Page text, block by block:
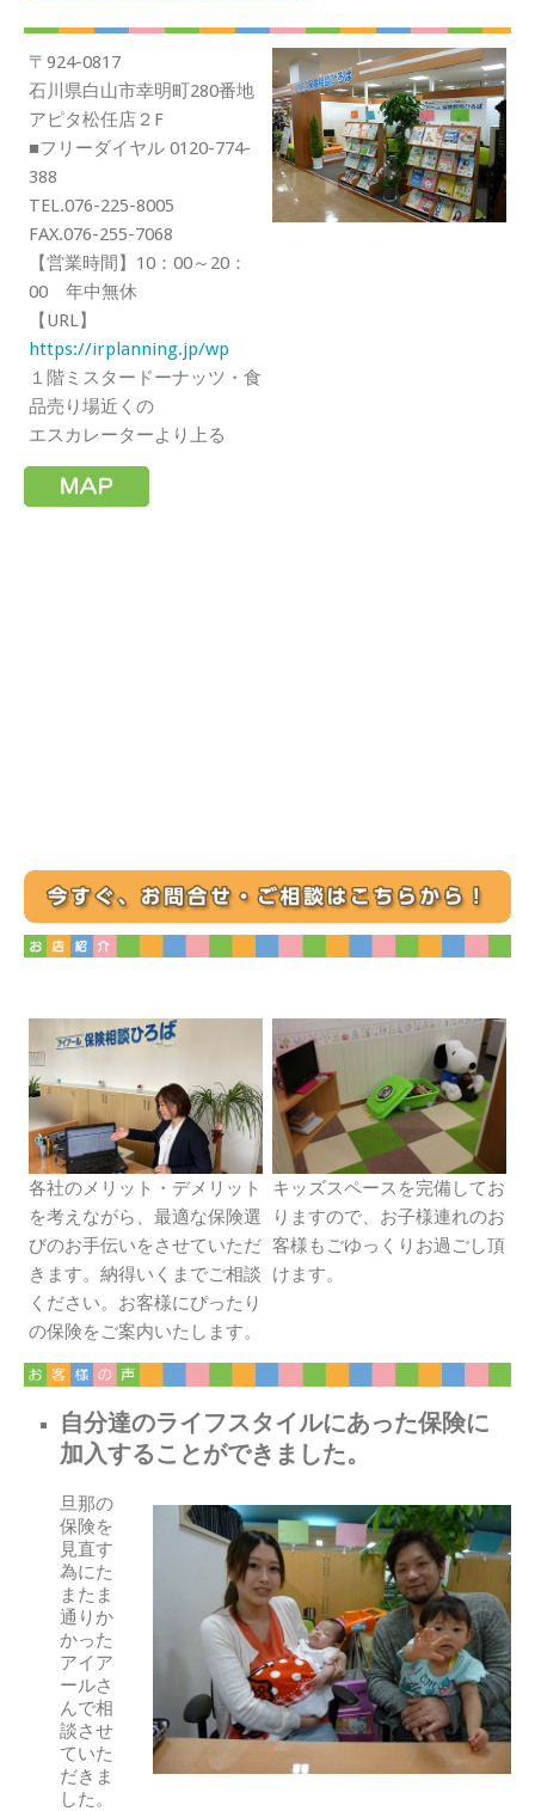
〒924-0817
石川県白山市幸明町280番地
アピタ松任店２F
■フリーダイヤル 0120-774-
388
TEL.076-225-8005
FAX.076-255-7068
【営業時間】10：00～20：
00 年中無休
【URL】
https://irplanning.jp/wp
１階ミスタードーナッツ・食
品売り場近くの
エスカレーターより上る
各社のメリット・デメリット
を考えながら、最適な保険選
びのお手伝いをさせていただ
きます。納得いくまでご相談
ください。お客様にぴったり
の保険をご案内いたします。
キッズスペースを完備してお
りますので、お子様連れのお
客様もごゆっくりお過ごし頂
けます。
自分達のライフスタイルにあった保険に
加入することができました。
旦那の
保険を
見直す
為にた
またま
通りか
かった
アイア
ールさ
んで相
談させ
ていた
だきま
した。